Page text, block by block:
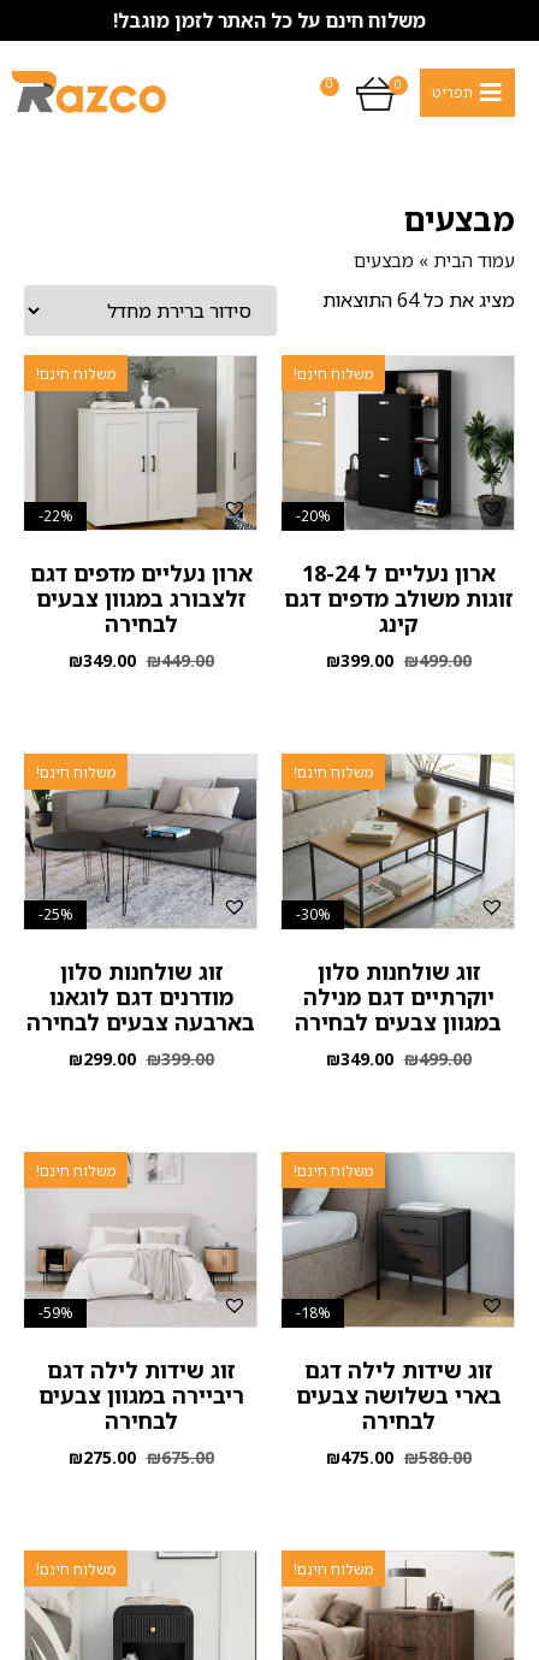
משלוח חינם על כל האתר לזמן מוגבל!
0
0
מבצעים
עמוד הבית » מבצעים
מציג את כל 64 התוצאות
משלוח חינם!
20%-
ארון נעליים ל 18-24
זוגות משולב מדפים דגם
קינג
₪499.00
₪399.00
משלוח חינם!
22%-
ארון נעליים מדפים דגם
זלצבורג במגוון צבעים
לבחירה
₪449.00
₪349.00
משלוח חינם!
30%-
זוג שולחנות סלון
יוקרתיים דגם מנילה
במגוון צבעים לבחירה
₪499.00
₪349.00
משלוח חינם!
25%-
זוג שולחנות סלון
מודרנים דגם לוגאנו
בארבעה צבעים לבחירה
₪399.00
₪299.00
משלוח חינם!
18%-
זוג שידות לילה דגם
בארי בשלושה צבעים
לבחירה
₪580.00
₪475.00
משלוח חינם!
59%-
זוג שידות לילה דגם
ריביירה במגוון צבעים
לבחירה
₪675.00
₪275.00
משלוח חינם! משלוח חינם!